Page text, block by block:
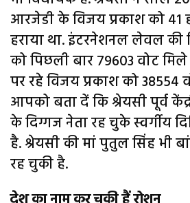
आरजेडी के विजय प्रकाश को 41
हराया था. इंटरनेशनल लेवल की
को पिछली बार 79603 वोट
पर रहे विजय प्रकाश को 38554
आपको बता दें कि श्रेयसी पूर्व
के दिग्गज नेता रह चुके स्वर्गीय
है. श्रेयसी की मां पुतुल सिंह भी
रह चुकी है.